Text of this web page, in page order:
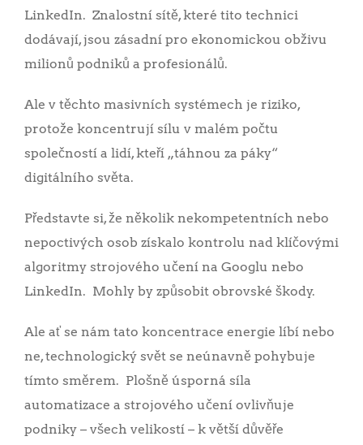
LinkedIn. Znalostní sítě, které tito technici
dodávají, jsou zásadní pro ekonomickou obživu
milionů podniků a profesionálů.
Ale v těchto masivních systémech je riziko,
protože koncentrují sílu v malém počtu
společností a lidí, kteří „táhnou za páky“
digitálního světa.
Představte si, že několik nekompetentních nebo
nepoctivých osob získalo kontrolu nad klíčovými
algoritmy strojového učení na Googlu nebo
LinkedIn. Mohly by způsobit obrovské škody.
Ale ať se nám tato koncentrace energie líbí nebo
ne, technologický svět se neúnavně pohybuje
tímto směrem. Plošně úsporná síla
automatizace a strojového učení ovlivňuje
podniky – všech velikostí – k větší důvěře